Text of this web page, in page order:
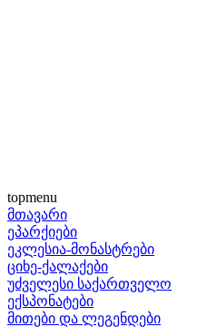
topmenu
მთავარი
ეპარქიები
ეკლესია-მონასტრები
ციხე-ქალაქები
უძველესი საქართველო
ექსპონატები
მითები და ლეგენდები